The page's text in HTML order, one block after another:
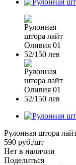
Рулонная штора
590 руб./шт
Нет в наличии
Поделиться